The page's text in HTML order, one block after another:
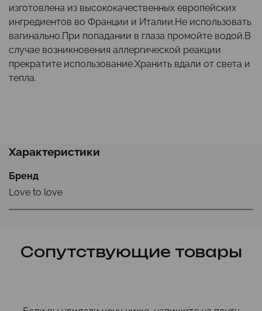
изготовлена из высококачественных европейских
ингредиентов во Франции и Италии.Не использовать
вагинально.При попадании в глаза промойте водой.В
случае возникновения аллергической реакции
прекратите использование.Хранить вдали от света и
тепла.
Характеристики
Бренд
Love to love
Сопутствующие товары